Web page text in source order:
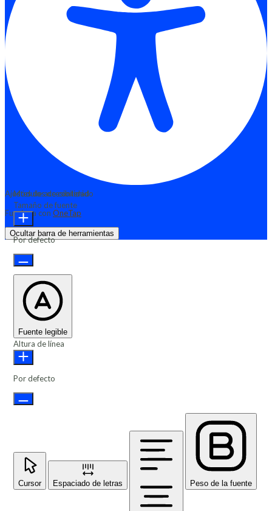
Ajustes de accesibilidad
Funciona con OneTap
Ocultar barra de herramientas
Módulos de contenido
Tamaño de fuente
Por defecto
Fuente legible
Altura de línea
Por defecto
Cursor Espaciado de letras Peso de la fuente